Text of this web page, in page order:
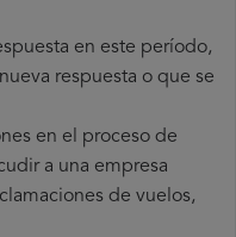
en este período,
respuesta o que se
en el proceso de
a una empresa
de vuelos,